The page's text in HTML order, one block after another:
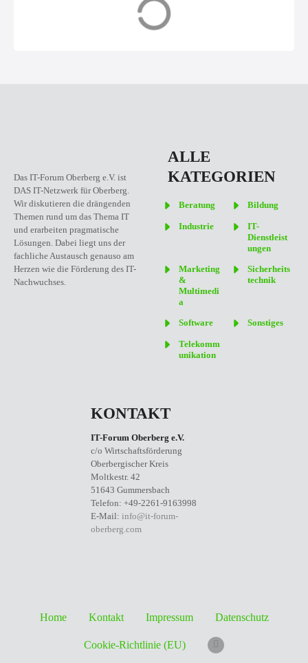
a
t
i
o
n
Das IT-Forum Oberberg e.V. ist
DAS IT-Netzwerk für Oberberg.
Wir diskutieren die drängenden
Themen rund um das Thema IT
und erarbeiten pragmatische
Lösungen. Dabei liegt uns der
fachliche Austausch genauso am
Herzen wie die Förderung des IT-
Nachwuchses.
ALLE
KATEGORIEN
Beratung Bildung
Industrie
IT-
Dienstleist
ungen
Marketing
&
Multimedi
a
Sicherheits
technik
Software Sonstiges
Telekomm
unikation
KONTAKT
IT-Forum Oberberg e.V.
c/o Wirtschaftsförderung
Oberbergischer Kreis
Moltkestr. 42
51643 Gummersbach
Telefon: +49-2261-9163998
E-Mail: info@it-forum-
oberberg.com
Home Kontakt Impressum Datenschutz
Cookie-Richtlinie (EU)